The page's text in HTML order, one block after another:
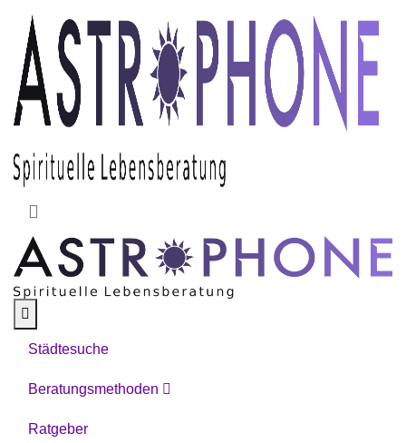
Skip to main content
Städtesuche
Beratungsmethoden
Ratgeber